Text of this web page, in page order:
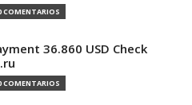
COMENTARIOS
36.860 USD Check
COMENTARIOS